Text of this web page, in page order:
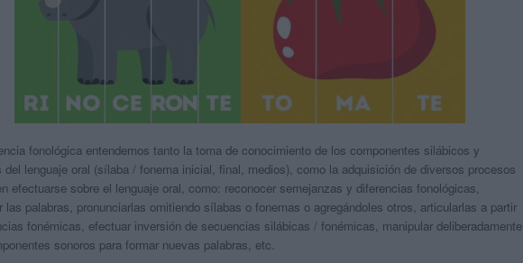
fonológica entendemos tanto la toma de conocimiento de los componentes silábicos y
del lenguaje oral (sílaba / fonema inicial, final, medios), como la adquisición de diversos procesos
efectuarse sobre el lenguaje oral, como: reconocer semejanzas y diferencias fonológicas,
las palabras, pronunciarlas omitiendo sílabas o fonemas o agregándoles otros, articularlas a partir
fonémicas, efectuar inversión de secuencias silábicas / fonémicas, manipular deliberadamente
sonoros para formar nuevas palabras, etc.